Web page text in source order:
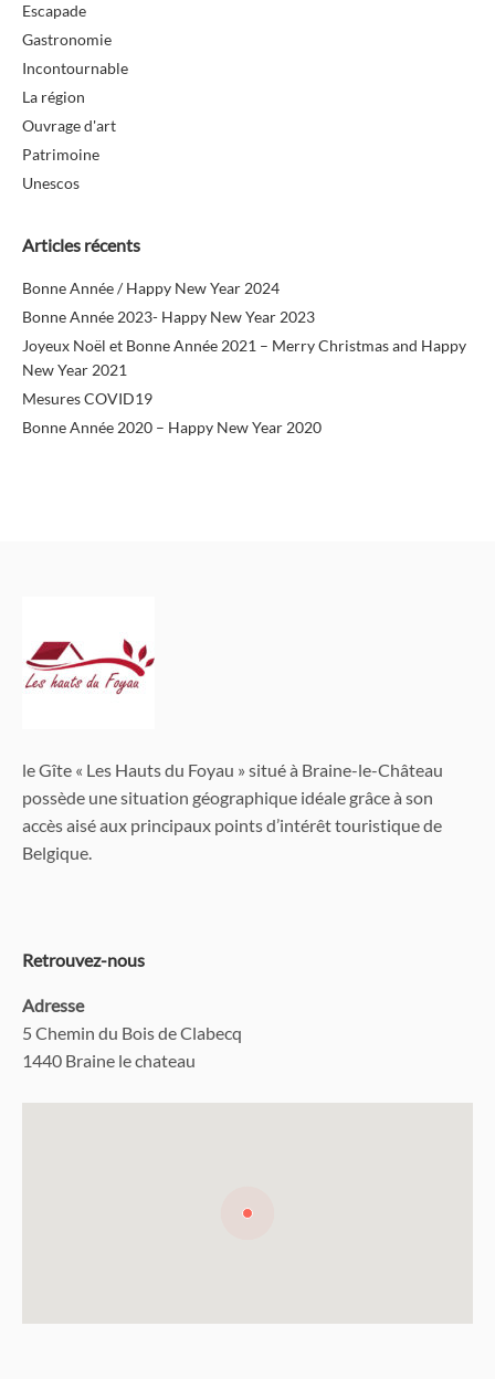
Escapade
Gastronomie
Incontournable
La région
Ouvrage d'art
Patrimoine
Unescos
Articles récents
Bonne Année / Happy New Year 2024
Bonne Année 2023- Happy New Year 2023
Joyeux Noël et Bonne Année 2021 – Merry Christmas and Happy
New Year 2021
Mesures COVID19
Bonne Année 2020 – Happy New Year 2020
le Gîte « Les Hauts du Foyau » situé à Braine-le-Château
possède une situation géographique idéale grâce à son
accès aisé aux principaux points d’intérêt touristique de
Belgique.
Retrouvez-nous
Adresse
5 Chemin du Bois de Clabecq
1440 Braine le chateau